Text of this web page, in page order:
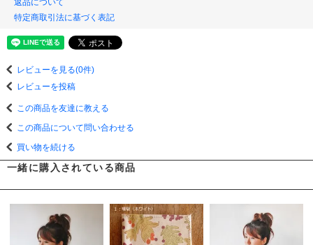
返品について
特定商取引法に基づく表記
レビューを見る(0件)
レビューを投稿
この商品を友達に教える
この商品について問い合わせる
買い物を続ける
一緒に購入されている商品